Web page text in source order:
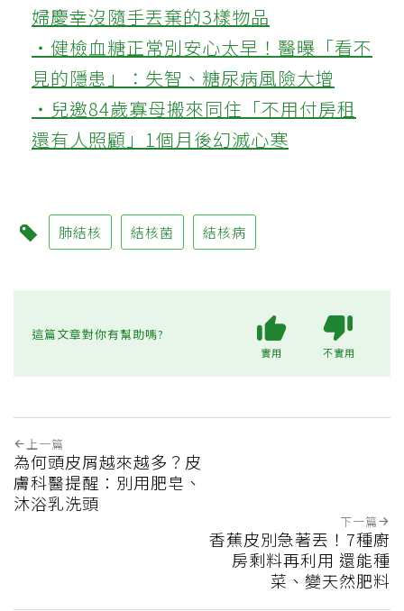
婦慶幸沒隨手丟棄的3樣物品
‧健檢血糖正常別安心太早！醫曝「看不
見的隱患」：失智、糖尿病風險大增
‧兒邀84歲寡母搬來同住「不用付房租
還有人照顧」1個月後幻滅心寒
肺結核 結核菌 結核病
這篇文章對你有幫助嗎?
實用 不實用
上一篇
為何頭皮屑越來越多？皮
膚科醫提醒：別用肥皂、
沐浴乳洗頭
下一篇
香蕉皮別急著丟！7種廚
房剩料再利用 還能種
菜、變天然肥料